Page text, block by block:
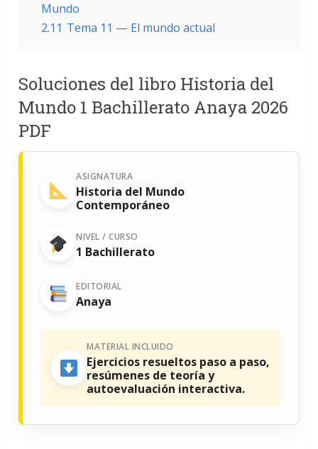
Mundo
2.11 Tema 11 — El mundo actual
Soluciones del libro Historia del
Mundo 1 Bachillerato Anaya 2026
PDF
ASIGNATURA
Historia del Mundo
Contemporáneo
NIVEL / CURSO
1 Bachillerato
EDITORIAL
Anaya
MATERIAL INCLUIDO
Ejercicios resueltos paso a paso,
resúmenes de teoría y
autoevaluación interactiva.